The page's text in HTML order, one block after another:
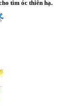
tim óc thiên hạ.